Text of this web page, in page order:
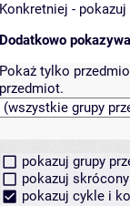
Konkretniej -
Dodatkowo
Pokaż tylko
przedmiot.
pokazuj grupy
pokazuj
pokazuj cykle i